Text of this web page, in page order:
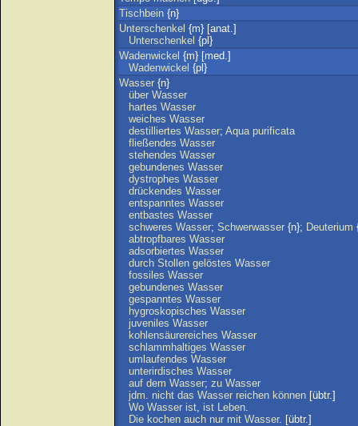
Tischbein {n}
Unterschenkel {m} [anat.]
Unterschenkel {pl}
Wadenwickel {m} [med.]
Wadenwickel {pl}
Wasser {n}
über Wasser
hartes Wasser
weiches Wasser
destilliertes Wasser; Aqua purificata
fließendes Wasser
stehendes Wasser
gebundenes Wasser
dystrophes Wasser
drückendes Wasser
entspanntes Wasser
entbastes Wasser
schweres Wasser; Schwerwasser {n}; Deuterium
abtropfbares Wasser
adsorbiertes Wasser
durch Stollen gelöstes Wasser
fossiles Wasser
gebundenes Wasser
gespanntes Wasser
hygroskopisches Wasser
juveniles Wasser
kohlensäurereiches Wasser
schlammhaltiges Wasser
umlaufendes Wasser
unterirdisches Wasser
auf dem Wasser; zu Wasser
jdm. nicht das Wasser reichen können [übtr.]
Wo Wasser ist, ist Leben.
Die kochen auch nur mit Wasser. [übtr.]